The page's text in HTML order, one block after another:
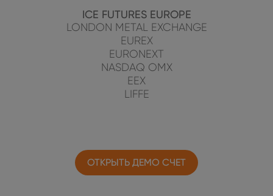
ICE FUTURES EUROPE
LONDON METAL EXCHANGE
EUREX
EURONEXT
NASDAQ OMX
EEX
LIFFE
ОТКРЫТЬ ДЕМО СЧЕТ